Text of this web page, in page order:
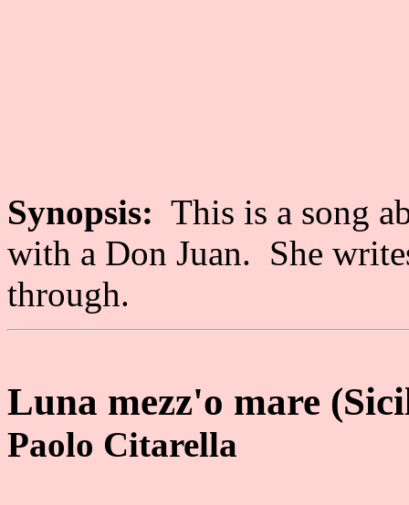
Synopsis: This is a song
with a Don Juan. She
through.
Luna mezz'o mare
Paolo Citarella